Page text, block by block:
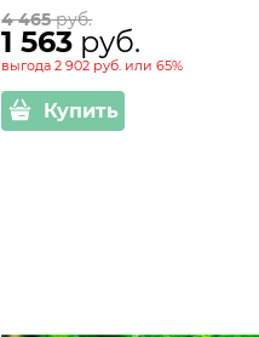
4 465 руб.
1 563 руб.
выгода2 902 руб. или65%
Купить